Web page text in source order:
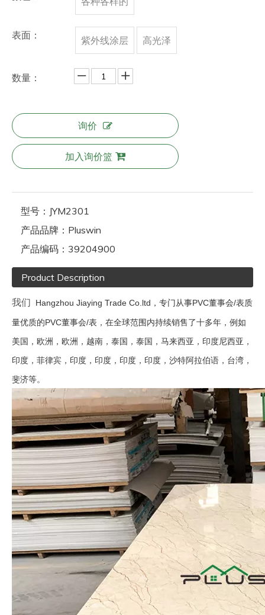
表面： 紫外线涂层 高光泽
数量：
询价
加入询价篮
型号： JYM2301
产品品牌： Pluswin
产品编码： 39204900
Product Description
我们 Hangzhou Jiaying Trade Co.ltd，专门从事PVC董事会/表质
量优质的PVC董事会/表，在全球范围内持续销售了十多年，例如
美国，欧洲，欧洲，越南，泰国，泰国，马来西亚，印度尼西亚，
印度，菲律宾，印度，印度，印度，印度，沙特阿拉伯语，台湾，
斐济等。